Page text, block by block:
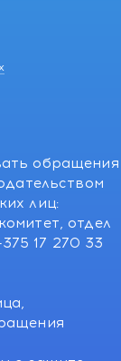
обращения
лиц:
отдел
17 270 33